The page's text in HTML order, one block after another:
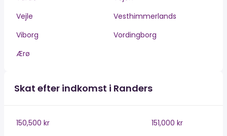
Vejle
Vesthimmerlands
Viborg
Vordingborg
Ærø
Skat efter indkomst i Randers
150,500 kr
151,000 kr